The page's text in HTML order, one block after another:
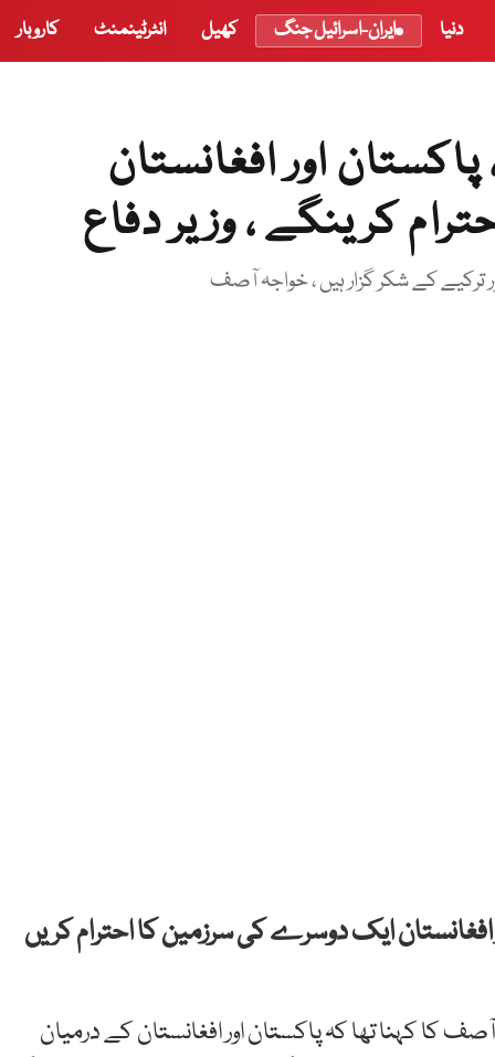
دنیا ایران-اسرائیل جنگ کھیل انٹرٹینمنٹ کاروبار
اور افغانستان
کرینگے ، وزیر دفاع
ایک دوسرے کی سرزمین کا احترام کریں
کا کہنا تھا کہ پاکستان اور افغانستان کے درمیان